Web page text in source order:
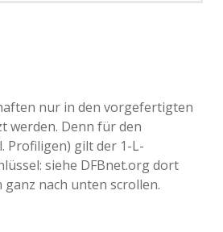
nur in den vorgefertigten
werden. Denn für den
Profiligen) gilt der 1-L-
siehe DFBnet.org dort
nach unten scrollen.